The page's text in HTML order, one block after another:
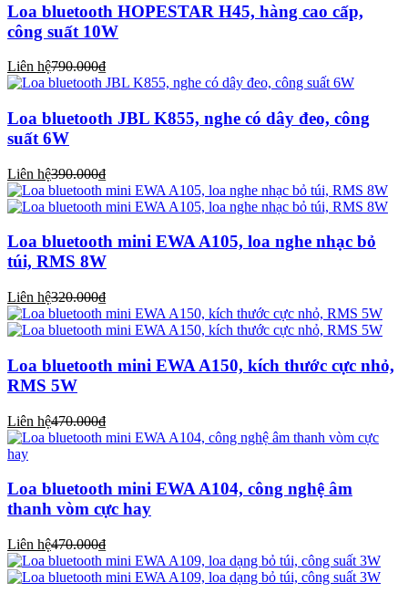
Loa bluetooth HOPESTAR H45, hàng cao cấp,
công suất 10W
Liên hệ790.000₫
Loa bluetooth JBL K855, nghe có dây đeo, công
suất 6W
Liên hệ390.000₫
Loa bluetooth mini EWA A105, loa nghe nhạc bỏ
túi, RMS 8W
Liên hệ320.000₫
Loa bluetooth mini EWA A150, kích thước cực nhỏ,
RMS 5W
Liên hệ470.000₫
Loa bluetooth mini EWA A104, công nghệ âm
thanh vòm cực hay
Liên hệ470.000₫